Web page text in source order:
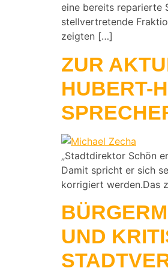
eine bereits reparierte
stellvertretende
zeigten […]
ZUR
HUBERT-
„Stadtdirektor Schön
Damit spricht er sich
korrigiert werden.Das
ND